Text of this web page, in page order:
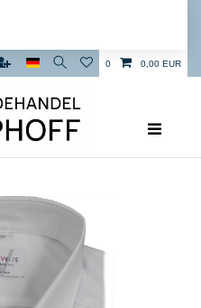
0 0,00 EUR